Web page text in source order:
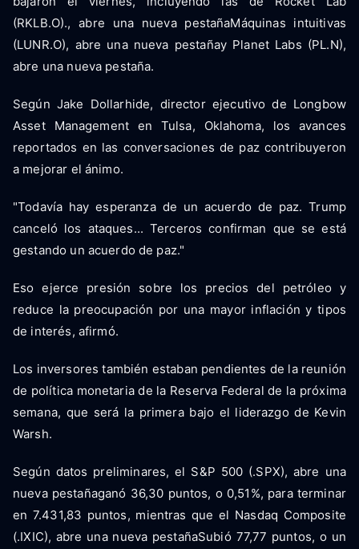
(RKLB.O)., abre una nueva pestañaMáquinas intuitivas
(LUNR.O), abre una nueva pestañay Planet Labs (PL.N),
abre una nueva pestaña.
Según Jake Dollarhide, director ejecutivo de Longbow
Asset Management en Tulsa, Oklahoma, los avances
reportados en las conversaciones de paz contribuyeron
a mejorar el ánimo.
"Todavía hay esperanza de un acuerdo de paz. Trump
canceló los ataques... Terceros confirman que se está
gestando un acuerdo de paz."
Eso ejerce presión sobre los precios del petróleo y
reduce la preocupación por una mayor inflación y tipos
de interés, afirmó.
Los inversores también estaban pendientes de la reunión
de política monetaria de la Reserva Federal de la próxima
semana, que será la primera bajo el liderazgo de Kevin
Warsh.
Según datos preliminares, el S&P 500 (.SPX), abre una
nueva pestañaganó 36,30 puntos, o 0,51%, para terminar
en 7.431,83 puntos, mientras que el Nasdaq Composite
(.IXIC), abre una nueva pestañaSubió 77,77 puntos, o un